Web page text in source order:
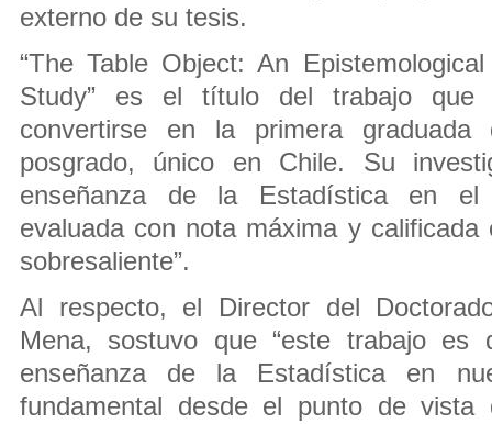
externo de su tesis.
“The Table Object: An
Study” es el título del trabajo que
convertirse en la primera
posgrado, único en Chile. Su
enseñanza de la Estadística en el
evaluada con nota máxima y calificada
sobresaliente”.
Al respecto, el Director del
Mena, sostuvo que “este trabajo es
enseñanza de la Estadística en
fundamental desde el punto de vista